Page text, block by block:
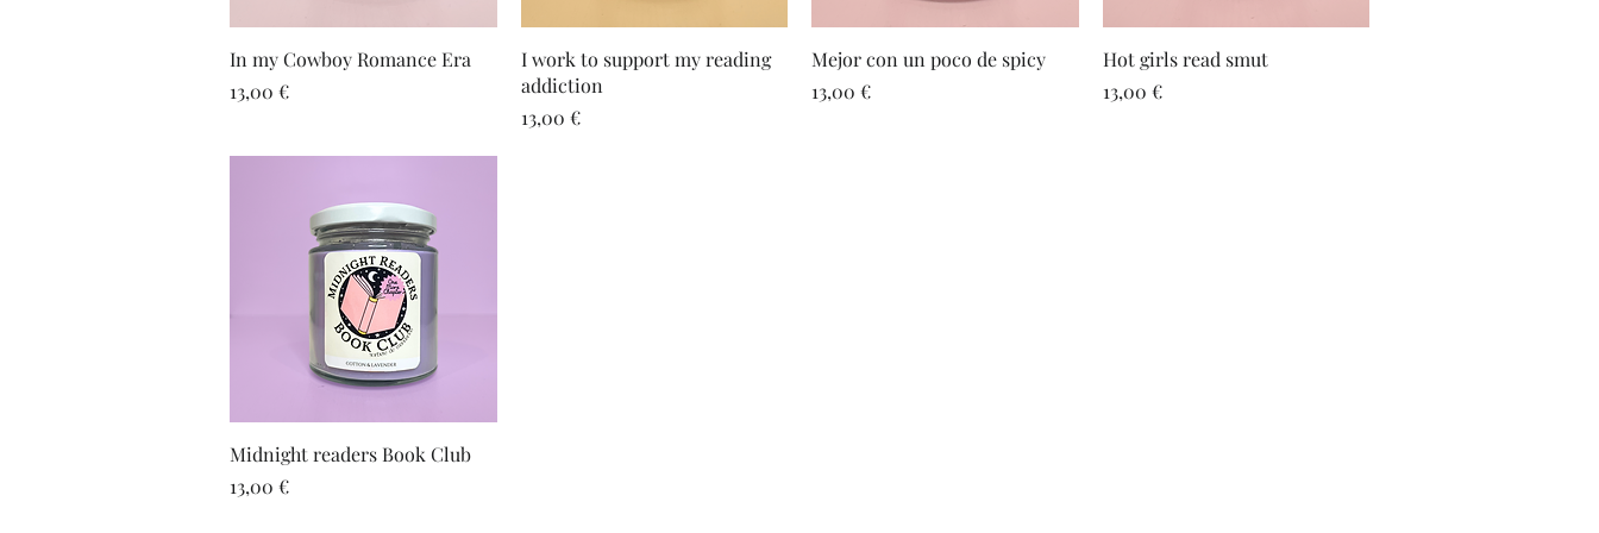
Vista rápida
In my Cowboy Romance Era
Precio
13,00 €
Vista rápida
I work to support my reading
addiction
Precio
13,00 €
Vista rápida
Mejor con un poco de spicy
Precio
13,00 €
Vista rápida
Hot girls read smut
Precio
13,00 €
Vista rápida
Midnight readers Book Club
Precio
13,00 €